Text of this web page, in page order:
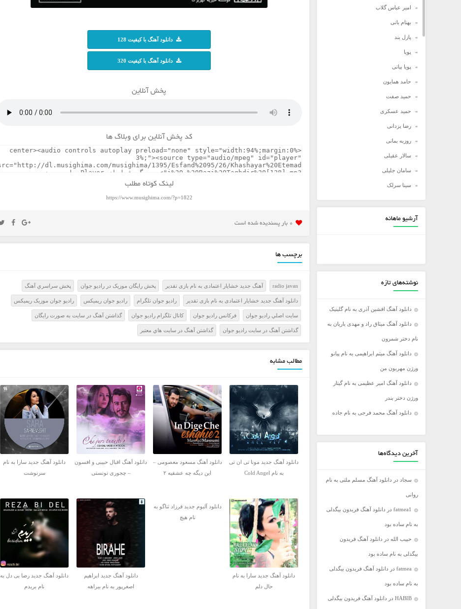
امیر عباس گلاب
بهنام بانی
پازل بند
پویا
پویا بیاتی
حامد همایون
حمید صفت
حمید عسکری
رضا یزدانی
روزبه بمانی
سالار عقیلی
سامان جلیلی
سینا سرلک
شادمهر عقیلی
مجید خراطها
محسن ابراهیم زاده
محسن یگانه
محمد رضا گلزار
محمد علیزاده
مرتضی اشرفی
مرتضی سرمدی
مهدی جهانی
مهدی یغمایی
میثم ابراهیمی
میلاد راستاد
آرشیو ماهانه
نوشته‌های تازه
دانلود آهنگ افشین آذری به نام گلینیک
دانلود آهنگ میثاق راد و مهدی یاریان به
نام دختر شمرون
دانلود آهنگ میثم ابراهیمی به نام پیانو
ورژن مهربون من
دانلود آهنگ امیر عظیمی به نام گیتار
ورژن دختر بندر
دانلود آهنگ محمد فرجی به نام جاده
آخرین دیدگاه‌ها
سجاد در دانلود آهنگ مسلم ملتی به نام
روانی
fatmea1 در دانلود آهنگ فریدون بیگدلی
به نام ساده بود
حبیب الله در دانلود آهنگ فریدون
بیگدلی به نام ساده بود
fatmea در دانلود آهنگ فریدون بیگدلی
به نام ساده بود
HABIB در دانلود آهنگ فریدون بیگدلی
دانلود آهنگ با کیفیت 128
دانلود آهنگ با کیفیت 320
پخش آنلاین
کد پخش آنلاین برای وبلاگ ها
لینک کوتاه مطلب
https://www.musighima.com/?p=1822
0 بار پسنديده شده است
برچسب ها
radio javan آهنگ جدید خشایار اعتمادی به نام بازی تقدیر پخش رايگان موزيک در راديو جوان پخش سراسري آهنگ
دانلود آهنگ جدید خشایار اعتمادی به نام بازی تقدیر راديو جوان تلگرام راديو جوان ريميکس راديو جوان موزيک ريميکس
سايت اصلي راديو جوان فرکانس راديو جوان کانال تلگرام راديو جوان گذاشتن آهنگ در سايت به صورت رايگان
گذاشتن آهنگ در سايت راديو جوان گذاشتن آهنگ در سايت هاي معتبر
مطالب مشابه
دانلود آهنگ جدید مونا تی ان تی
به نام Cold Angel
دانلود آهنگ مسعود معصومی –
این دیگه چه عشقیه ۲
دانلود آهنگ اقبال حبیبی و افسون
– چجوری تونستی
دانلود آهنگ جدید سارا به نام
سرنوشت
دانلود آهنگ جدید سارا به نام
حال دلم
دانلود آلبوم جدید فرزاد ثناگو به
نام هیچ
دانلود آهنگ جدید ابراهیم
اصغرپور به نام بیراهه
دانلود آهنگ جدید رضا بی دل به
نام بریدم